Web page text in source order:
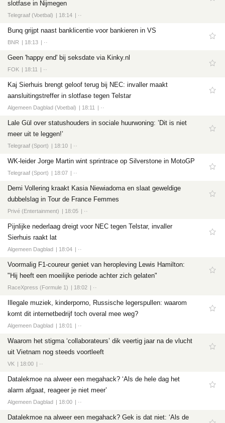
slotfase in Nijmegen
Telegraaf (Voetbal) 18:14 ··
Bunq grijpt naast banklicentie voor bankieren in VS
BNR 18:13 ··
Geen 'happy end' bij seksdate via Kinky.nl
FOK 18:11 ··
Kaj Sierhuis brengt geloof terug bij NEC: invaller maakt
aansluitingstreffer in slotfase tegen Telstar
Algemeen Dagblad (Voetbal) 18:11 ··
Lale Gül over statushouders in sociale huurwoning: ’Dit is niet
meer uit te leggen!’
Telegraaf (Sport) 18:10 ··
WK-leider Jorge Martin wint sprintrace op Silverstone in MotoGP
Telegraaf (Sport) 18:07 ··
Demi Vollering kraakt Kasia Niewiadoma en slaat geweldige
dubbelslag in Tour de France Femmes
Privé (Entertainment) 18:05 ··
Pijnlijke nederlaag dreigt voor NEC tegen Telstar, invaller
Sierhuis raakt lat
Algemeen Dagblad 18:04 ··
Voormalig F1-coureur geniet van heropleving Lewis Hamilton:
"Hij heeft een moeilijke periode achter zich gelaten"
RaceXpress (Formule 1) 18:02 ··
Illegale muziek, kinderporno, Russische legerspullen: waarom
komt dit internetbedrijf toch overal mee weg?
Algemeen Dagblad 18:01 ··
Waarom het stigma ‘collaborateurs’ dik veertig jaar na de vlucht
uit Vietnam nog steeds voortleeft
VK 18:00 ··
Datalekmoe na alweer een megahack? ‘Als de hele dag het
alarm afgaat, reageer je niet meer’
Algemeen Dagblad 18:00 ··
Datalekmoe na alweer een megahack? Gek is dat niet: ‘Als de